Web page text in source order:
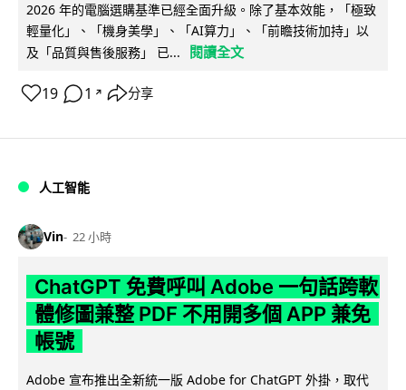
2026 年的電腦選購基準已經全面升級。除了基本效能，「極致
輕量化」、「機身美學」、「AI算力」、「前瞻技術加持」以
及「品質與售後服務」 已...
閱讀全文
19 1 ↗ 分享
人工智能
Vin 22 小時
ChatGPT 免費呼叫 Adobe 一句話跨軟
體修圖兼整 PDF 不用開多個 APP 兼免
帳號
Adobe 宣布推出全新統一版 Adobe for ChatGPT 外掛，取代